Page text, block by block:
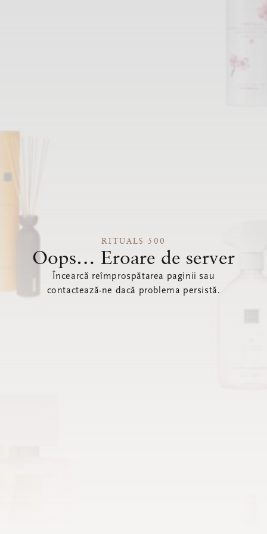
RITUALS 500
Oops… Eroare de server
Încearcă reîmprospătarea paginii sau
contactează-ne dacă problema persistă.